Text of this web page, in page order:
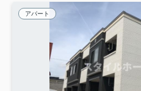
アパート